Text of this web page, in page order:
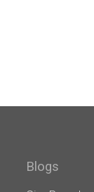
Blogs